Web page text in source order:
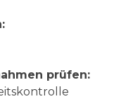
prüfen: